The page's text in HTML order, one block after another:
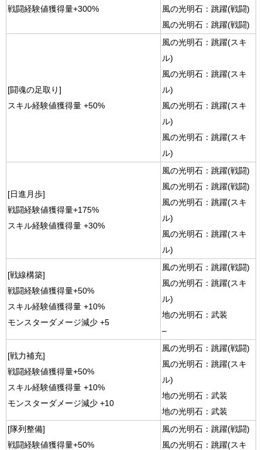
戦闘経験値獲得量+300%
風の光明石：跳躍(戦闘)
風の光明石：跳躍(戦闘)
[闘魂の足取り]
スキル経験値獲得量 +50%
風の光明石：跳躍(スキ
ル)
風の光明石：跳躍(スキ
ル)
風の光明石：跳躍(スキ
ル)
風の光明石：跳躍(スキ
ル)
[日進月歩]
戦闘経験値獲得量+175%
スキル経験値獲得量 +30%
風の光明石：跳躍(戦闘)
風の光明石：跳躍(戦闘)
風の光明石：跳躍(スキ
ル)
風の光明石：跳躍(スキ
ル)
[戦線構築]
戦闘経験値獲得量+50%
スキル経験値獲得量 +10%
モンスターダメージ減少 +5
風の光明石：跳躍(戦闘)
風の光明石：跳躍(スキ
ル)
地の光明石：武装
–
[戦力補充]
戦闘経験値獲得量+50%
スキル経験値獲得量 +10%
モンスターダメージ減少 +10
風の光明石：跳躍(戦闘)
風の光明石：跳躍(スキ
ル)
地の光明石：武装
地の光明石：武装
[隊列整備]
戦闘経験値獲得量+50%
風の光明石：跳躍(戦闘)
風の光明石：跳躍(スキ